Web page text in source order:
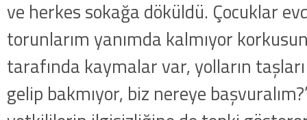
ve herkes sokağa döküldü. Çocuklar
torunlarım yanımda kalmıyor
tarafında kaymalar var, yolların
gelip bakmıyor, biz nereye